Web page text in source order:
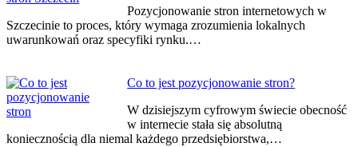
Pozycjonowanie stron internetowych w
Szczecinie to proces, który wymaga zrozumienia lokalnych
uwarunkowań oraz specyfiki rynku.…
Co to jest pozycjonowanie stron?
W dzisiejszym cyfrowym świecie obecność
w internecie stała się absolutną
koniecznością dla niemal każdego przedsiębiorstwa,…